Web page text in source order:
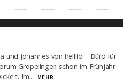
und Johannes von hellllo – Büro für
Gröpelingen schon im Frühjahr
Im... MEHR